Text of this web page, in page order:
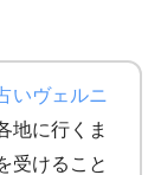
斎藤恵子先生
先生
いヴェルニ
地に行くま
受けること